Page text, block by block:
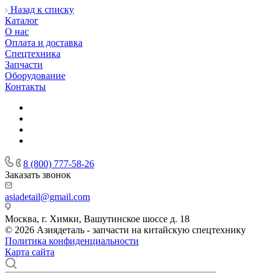
Назад к списку
Каталог
О нас
Оплата и доставка
Спецтехника
Запчасти
Оборудование
Контакты
8 (800) 777-58-26
Заказать звонок
asiadetail@gmail.com
Москва, г. Химки, Вашутинское шоссе д. 18
© 2026 Азиядеталь - запчасти на китайскую спецтехнику
Политика конфиденциальности
Карта сайта